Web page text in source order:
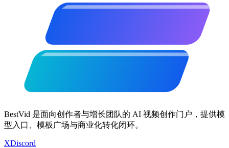
BestVid 是面向创作者与增长团队的 AI 视频创作门户，提供模
型入口、模板广场与商业化转化闭环。
XDiscord